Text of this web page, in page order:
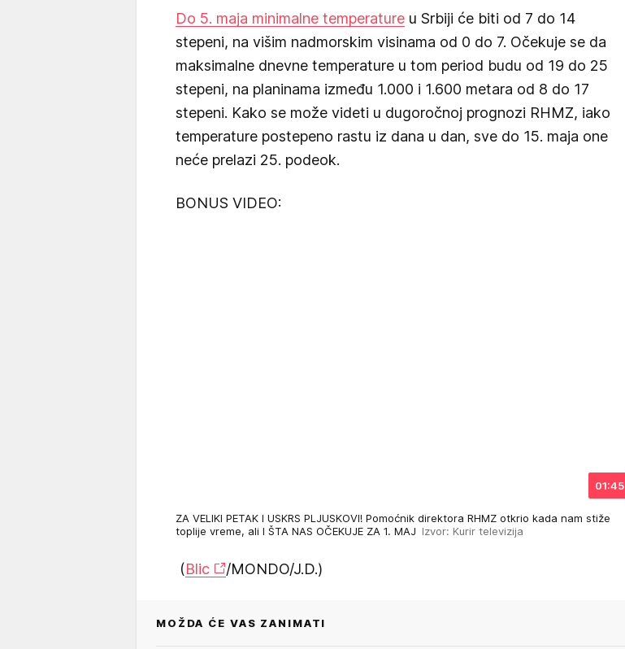
Do 5. maja minimalne temperature u Srbiji će biti od 7 do 14
stepeni, na višim nadmorskim visinama od 0 do 7. Očekuje se da
maksimalne dnevne temperature u tom period budu od 19 do 25
stepeni, na planinama između 1.000 i 1.600 metara od 8 do 17
stepeni. Kako se može videti u dugoročnoj prognozi RHMZ, iako
temperature postepeno rastu iz dana u dan, sve do 15. maja one
neće prelazi 25. podeok.
BONUS VIDEO:
01:45
ZA VELIKI PETAK I USKRS PLJUSKOVI! Pomoćnik direktora RHMZ otkrio kada nam stiže
toplije vreme, ali I ŠTA NAS OČEKUJE ZA 1. MAJ Izvor: Kurir televizija
(Blic /MONDO/J.D.)
MOŽDA ĆE VAS ZANIMATI